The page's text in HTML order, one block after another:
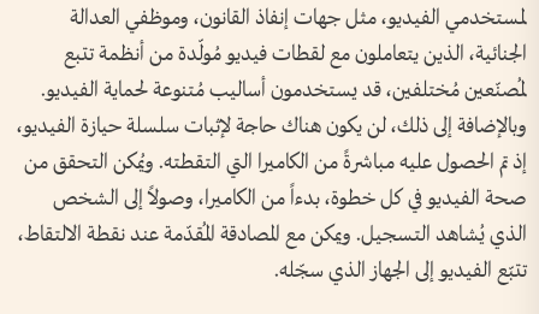
لمستخدمي الفيديو، مثل جهات إنفاذ القانون، وموظفي العدالة
الجنائية، الذين يتعاملون مع لقطات فيديو مُولّدة من أنظمة تتبع
لمُصنّعين مُختلفين، قد يستخدمون أساليب مُتنوعة لحماية الفيديو.
وبالإضافة إلى ذلك، لن يكون هناك حاجة لإثبات سلسلة حيازة الفيديو،
إذ تم الحصول عليه مباشرةً من الكاميرا التي التقطته. ويُمكن التحقق من
صحة الفيديو في كل خطوة، بدءاً من الكاميرا، وصولاً إلى الشخص
الذي يُشاهد التسجيل. ويمكن مع المصادقة المُقدّمة عند نقطة الالتقاط،
تتبّع الفيديو إلى الجهاز الذي سجّله.